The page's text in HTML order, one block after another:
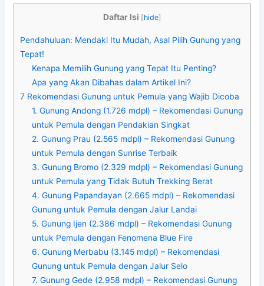
Daftar Isi [hide]
Pendahuluan: Mendaki Itu Mudah, Asal Pilih Gunung yang
Tepat!
Kenapa Memilih Gunung yang Tepat Itu Penting?
Apa yang Akan Dibahas dalam Artikel Ini?
7 Rekomendasi Gunung untuk Pemula yang Wajib Dicoba
1. Gunung Andong (1.726 mdpl) – Rekomendasi Gunung
untuk Pemula dengan Pendakian Singkat
2. Gunung Prau (2.565 mdpl) – Rekomendasi Gunung
untuk Pemula dengan Sunrise Terbaik
3. Gunung Bromo (2.329 mdpl) – Rekomendasi Gunung
untuk Pemula yang Tidak Butuh Trekking Berat
4. Gunung Papandayan (2.665 mdpl) – Rekomendasi
Gunung untuk Pemula dengan Jalur Landai
5. Gunung Ijen (2.386 mdpl) – Rekomendasi Gunung
untuk Pemula dengan Fenomena Blue Fire
6. Gunung Merbabu (3.145 mdpl) – Rekomendasi
Gunung untuk Pemula dengan Jalur Selo
7. Gunung Gede (2.958 mdpl) – Rekomendasi Gunung